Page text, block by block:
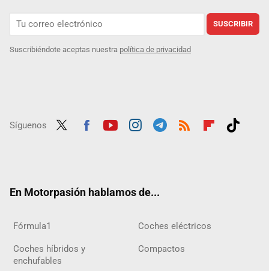
SUSCRIBIR
Suscribiéndote aceptas nuestra política de privacidad
Síguenos
En Motorpasión hablamos de...
Fórmula1 Coches eléctricos
Coches híbridos y
enchufables
Compactos